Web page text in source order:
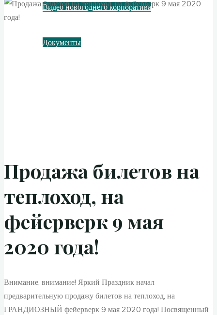
Видео новогоднего корпоратива
Документы
Продажа билетов на
теплоход, на
фейерверк 9 мая
2020 года!
Внимание, внимание! Яркий Праздник начал
предварительную продажу билетов на теплоход, на
ГРАНДИОЗНЫЙ фейерверк 9 мая 2020 года! Посвященный